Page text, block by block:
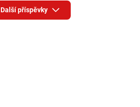
Další příspěvky